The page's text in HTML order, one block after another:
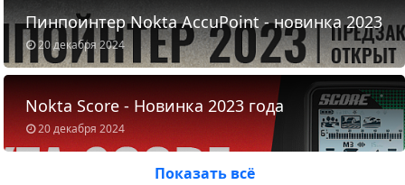
20 декабря 2024
Пинпоинтер Nokta AccuPoint - новинка 2023
20 декабря 2024
Nokta Score - Новинка 2023 года
Показать всё